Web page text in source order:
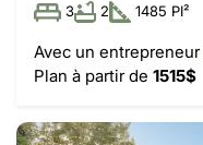
3 2 1485 PI²
Avec un entrepreneur
Plan à partir de 1515$